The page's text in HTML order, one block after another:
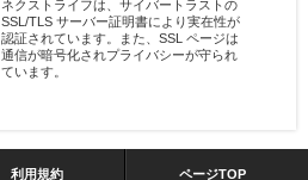
ネクストライフは、サイバートラストの
SSL/TLS サーバー証明書により実在性が
認証されています。また、SSL ページは
通信が暗号化されプライバシーが守られ
ています。
利用規約 ページTOP